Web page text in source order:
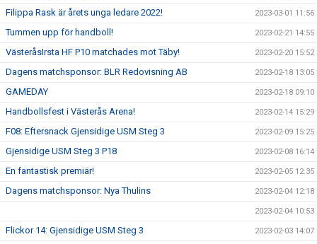
Filippa Rask är årets unga ledare 2022! 2023-03-01 11:56
Tummen upp för handboll! 2023-02-21 14:55
VästeråsIrsta HF P10 matchades mot Täby! 2023-02-20 15:52
Dagens matchsponsor: BLR Redovisning AB 2023-02-18 13:05
GAMEDAY 2023-02-18 09:10
Handbollsfest i Västerås Arena! 2023-02-14 15:29
F08: Eftersnack Gjensidige USM Steg 3 2023-02-09 15:25
Gjensidige USM Steg 3 P18 2023-02-08 16:14
En fantastisk premiär! 2023-02-05 12:35
Dagens matchsponsor: Nya Thulins 2023-02-04 12:18
2023-02-04 10:53
Flickor 14: Gjensidige USM Steg 3 2023-02-03 14:07